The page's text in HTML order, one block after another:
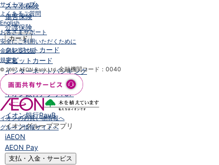
スマホ保険
傷害保険
介護保険
カード
クレジットカード
デビットカード
インターネットバンキング
アプリ
イオン銀行アプリTOP
通帳アプリ
イオン銀行PayB
イオングループアプリ
iAEON
AEON Pay
支払・入金・サービス
サイトマップ
よくあるご質問
English
お客さまサポート
安全にご利用いただくために
金融犯罪対策
規定集
© 2007 AEON Bank,Ltd. 金融機関コード：0040
イオンのお買い物情報へ
グループ情報サイトへ